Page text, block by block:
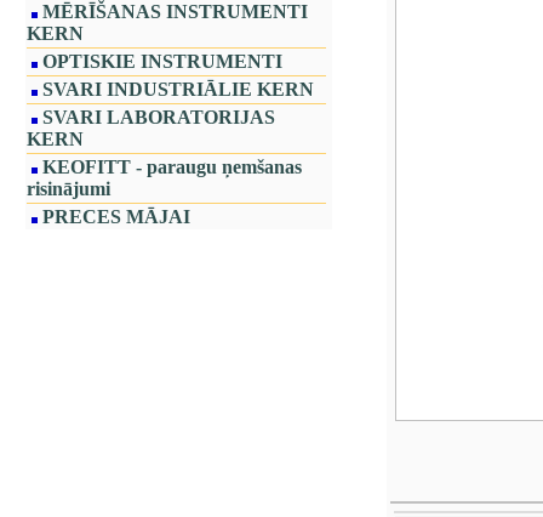
MĒRĪŠANAS INSTRUMENTI
KERN
OPTISKIE INSTRUMENTI
SVARI INDUSTRIĀLIE KERN
SVARI LABORATORIJAS
KERN
KEOFITT - paraugu ņemšanas
risinājumi
PRECES MĀJAI